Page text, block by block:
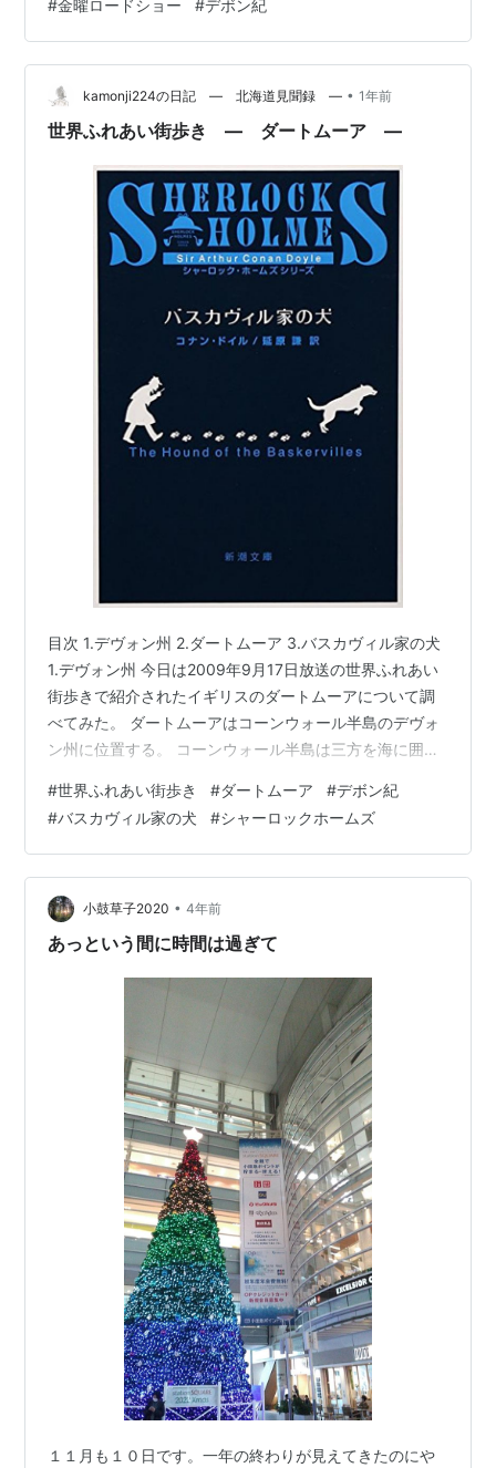
せたのではないでしょうか。そのため、元ネタとでも呼
ぶべき作品を知らないと気持ちよく映画を観ることがで
きないように感じます。 そこで、元ネタ徹底解説と銘打
って、宮崎監督が『崖の上のポニョ』で何を描こうとし
ていたのかを考えてみることにしましょう。 元…
#金曜ロードショー #デボン紀
kamonji224の日記 ― 北海道見聞録 ― • 1年前
世界ふれあい街歩き ― ダートムーア ―
目次 1.デヴォン州 2.ダートムーア 3.バスカヴィル家の犬
1.デヴォン州 今日は2009年9月17日放送の世界ふれあい
街歩きで紹介されたイギリスのダートムーアについて調
べてみた。 ダートムーアはコーンウォール半島のデヴォ
ン州に位置する。 コーンウォール半島は三方を海に囲ま
帯になっている。地形的に孤立しがちであり、独立した
文化圏を形成していた。 沿岸の大部分は大西洋の荒波に
浸食されたリアス式海岸で、断崖と断崖の間の入江には
砂礫が堆積し、天然の良港となる砂浜ができた。 町と町
の間にある複雑な海岸線は陸上交通を阻害し、孤立の要
因にもなった。 デ…
#世界ふれあい街歩き #ダートムーア #デボン紀
#バスカヴィル家の犬 #シャーロックホームズ
小鼓草子2020 • 4年前
あっという間に時間は過ぎて
１１月も１０日です。一年の終わりが見えてきたのにや